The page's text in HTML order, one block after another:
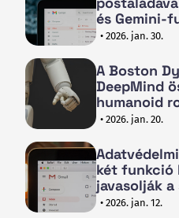
és Gemini-
• 2026. jan. 30.
A Boston
DeepMind
humanoid
• 2026. jan. 20.
két funkció
javasolják
• 2026. jan. 12.